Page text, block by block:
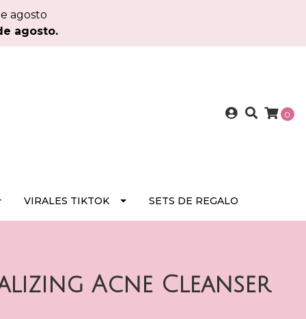
agosto
agosto.
0
VIRALES TIKTOK SETS DE REGALO
Acne Cleanser